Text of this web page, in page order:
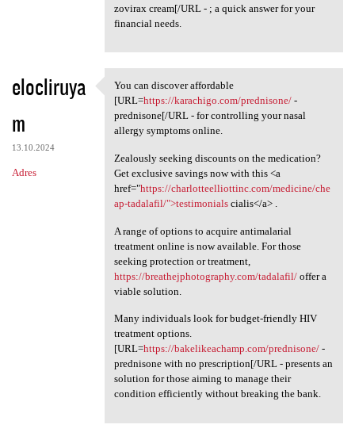
zovirax cream[/URL - ; a quick answer for your
financial needs.
elocliruya
m
13.10.2024
Adres
You can discover affordable
You can discover affordable
[URL=https://karachigo.com/prednisone/-
prednisone[/URL - for controlling your nasal
allergy symptoms online.
Zealously seeking discounts on the medication?
Get exclusive savings now with this <a
href="https://charlotteelliottinc.com/medicine/che
ap-tadalafil/">testimonialscialis</a> .
A range of options to acquire antimalarial
treatment online is now available. For those
seeking protection or treatment,
https://breathejphotography.com/tadalafil/offer a
viable solution.
Many individuals look for budget-friendly HIV
treatment options.
[URL=https://bakelikeachamp.com/prednisone/-
prednisone with no prescription[/URL - presents an
solution for those aiming to manage their
condition efficiently without breaking the bank.